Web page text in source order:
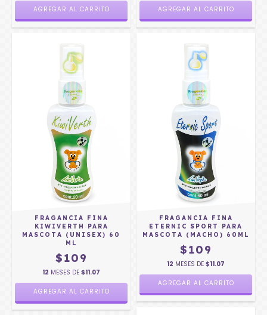
FRAGANCIA FINA
KIWIVERTH PARA
MASCOTA (UNISEX) 60
ML
$109
12 MESES DE $11.07
FRAGANCIA FINA
ETERNIC SPORT PARA
MASCOTA (MACHO) 60ML
$109
12 MESES DE $11.07